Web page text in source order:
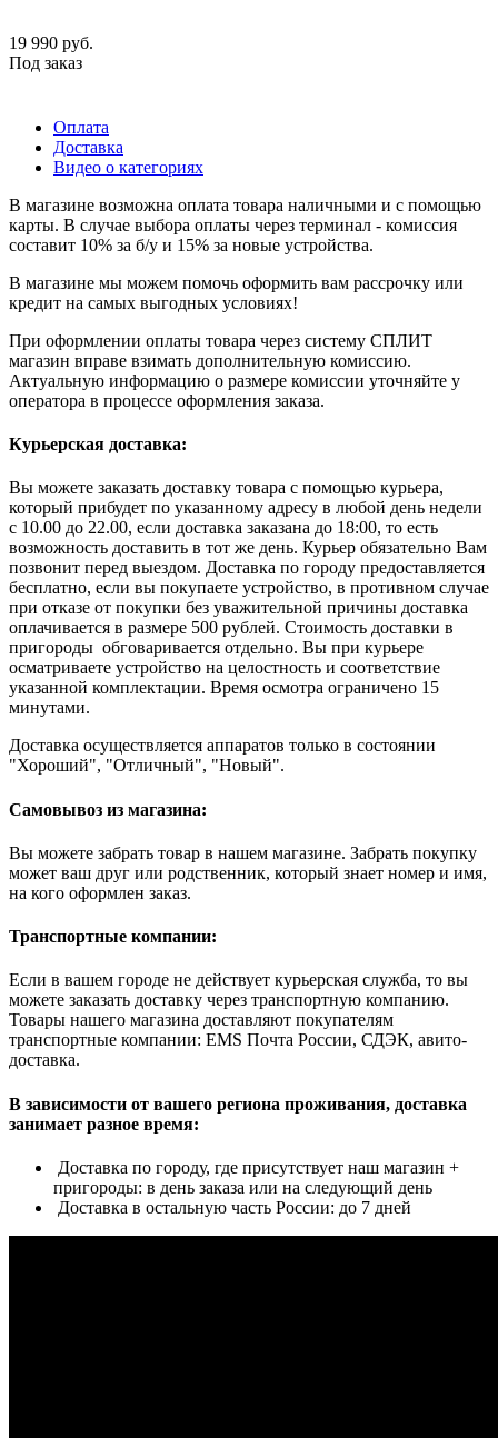
19 990 руб.
Под заказ
Оплата
Доставка
Видео о категориях
В магазине возможна оплата товара наличными и с помощью
карты. В случае выбора оплаты через терминал - комиссия
составит 10% за б/у и 15% за новые устройства.
В магазине мы можем помочь оформить вам рассрочку или
кредит на самых выгодных условиях!
При оформлении оплаты товара через систему СПЛИТ
магазин вправе взимать дополнительную комиссию.
Актуальную информацию о размере комиссии уточняйте у
оператора в процессе оформления заказа.
Курьерская доставка:
Вы можете заказать доставку товара с помощью курьера,
который прибудет по указанному адресу в любой день недели
с 10.00 до 22.00, если доставка заказана до 18:00, то есть
возможность доставить в тот же день. Курьер обязательно Вам
позвонит перед выездом. Доставка по городу предоставляется
бесплатно, если вы покупаете устройство, в противном случае
при отказе от покупки без уважительной причины доставка
оплачивается в размере 500 рублей. Стоимость доставки в
пригороды обговаривается отдельно. Вы при курьере
осматриваете устройство на целостность и соответствие
указанной комплектации. Время осмотра ограничено 15
минутами.
Доставка осуществляется аппаратов только в состоянии
"Хороший", "Отличный", "Новый".
Самовывоз из магазина:
Вы можете забрать товар в нашем магазине. Забрать покупку
может ваш друг или родственник, который знает номер и имя,
на кого оформлен заказ.
Транспортные компании:
Если в вашем городе не действует курьерская служба, то вы
можете заказать доставку через транспортную компанию.
Товары нашего магазина доставляют покупателям
транспортные компании: EMS Почта России, СДЭК, авито-
доставка.
В зависимости от вашего региона проживания, доставка
занимает разное время:
Доставка по городу, где присутствует наш магазин +
пригороды: в день заказа или на следующий день
Доставка в остальную часть России: до 7 дней